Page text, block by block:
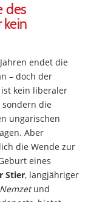
des
kein
endet die
– doch der
kein liberaler
sondern die
ungarischen
Aber
die Wende zur
eines
Stier, langjähriger
und